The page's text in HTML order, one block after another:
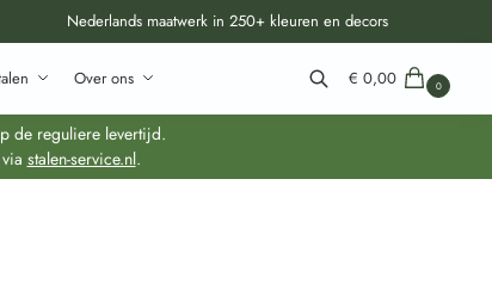
Nederlands maatwerk in 250+ kleuren en decors
Over ons
Zoeken
€ 0,00 0
de reguliere levertijd.
stalen-service.nl.